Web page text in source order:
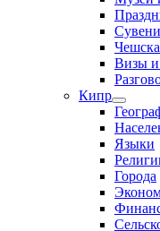
Визы и
Кипр
Языки
Города